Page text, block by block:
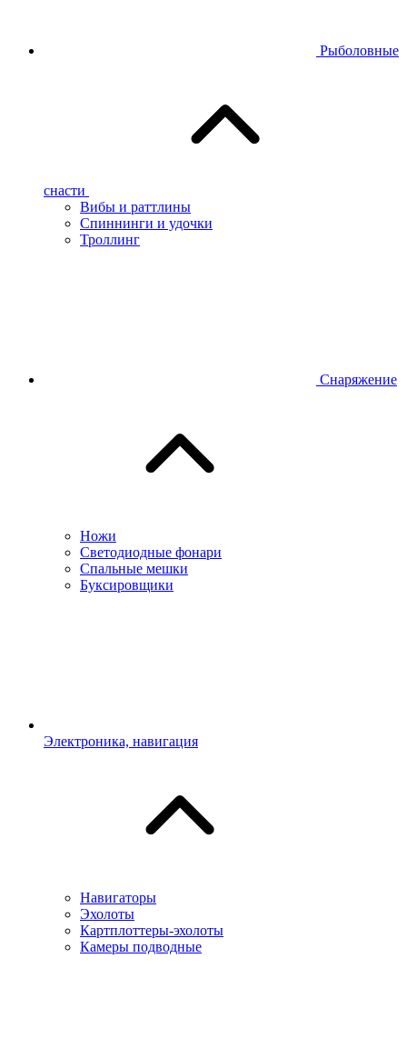
Рыболовные
снасти
Вибы и раттлины
Спиннинги и удочки
Троллинг
Снаряжение
Ножи
Светодиодные фонари
Спальные мешки
Буксировщики
Электроника, навигация
Навигаторы
Эхолоты
Картплоттеры-эхолоты
Камеры подводные